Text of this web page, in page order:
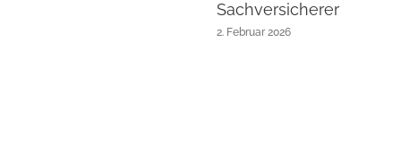
Sachversicherer
2. Februar 2026